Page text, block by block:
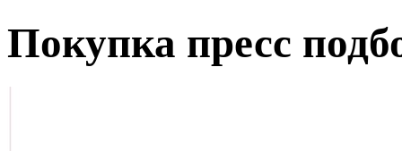
Покупка пресс